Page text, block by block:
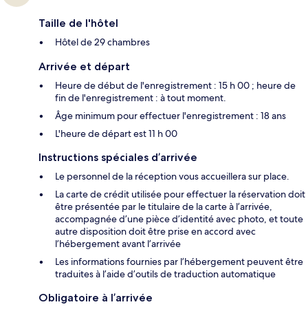
Taille de l'hôtel
Hôtel de 29 chambres
Arrivée et départ
Heure de début de l'enregistrement : 15 h 00 ; heure de
fin de l'enregistrement : à tout moment.
Âge minimum pour effectuer l'enregistrement : 18 ans
L'heure de départ est 11 h 00
Instructions spéciales d’arrivée
Le personnel de la réception vous accueillera sur place.
La carte de crédit utilisée pour effectuer la réservation doit
être présentée par le titulaire de la carte à l’arrivée,
accompagnée d’une pièce d’identité avec photo, et toute
autre disposition doit être prise en accord avec
l’hébergement avant l’arrivée
Les informations fournies par l’hébergement peuvent être
traduites à l’aide d’outils de traduction automatique
Obligatoire à l’arrivée